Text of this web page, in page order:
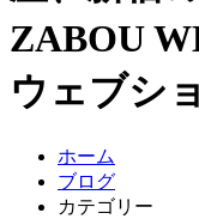
ZABOU
ウェブシ
ホーム
ブログ
カテゴリー